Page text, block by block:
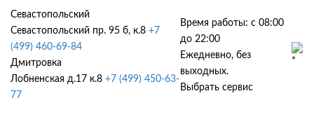
Севастопольский
Севастопольский пр. 95 б, к.8 +7
(499) 460-69-84
Дмитровка
Лобненская д.17 к.8 +7 (499) 450-63-
77
Время работы: с 08:00
до 22:00
Ежедневно, без
выходных.
Выбрать сервис